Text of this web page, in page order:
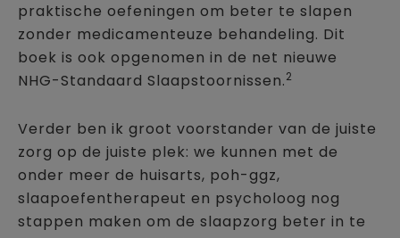
praktische oefeningen om beter te slapen
zonder medicamenteuze behandeling. Dit
boek is ook opgenomen in de net nieuwe
NHG-Standaard Slaapstoornissen.2
Verder ben ik groot voorstander van de juiste
zorg op de juiste plek: we kunnen met de
onder meer de huisarts, poh-ggz,
slaapoefentherapeut en psycholoog nog
stappen maken om de slaapzorg beter in te